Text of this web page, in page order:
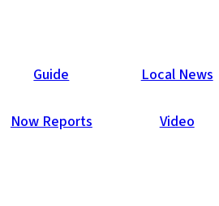
Guide Local News
Now Reports Video